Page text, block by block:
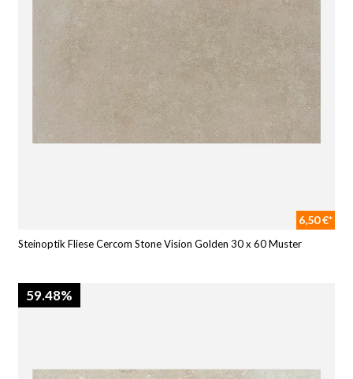
6,50 €*
Steinoptik Fliese Cercom Stone Vision Golden 30 x 60 Muster
59.48%